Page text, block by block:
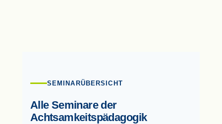
SEMINARÜBERSICHT
Alle Seminare der
Achtsamkeitspädagogik